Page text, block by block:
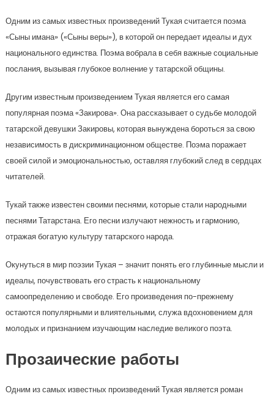
Одним из самых известных произведений Тукая считается поэма
«Сыны имана» («Сыны веры»), в которой он передает идеалы и дух
национального единства. Поэма вобрала в себя важные социальные
послания, вызывая глубокое волнение у татарской общины.
Другим известным произведением Тукая является его самая
популярная поэма «Закирова». Она рассказывает о судьбе молодой
татарской девушки Закировы, которая вынуждена бороться за свою
независимость в дискриминационном обществе. Поэма поражает
своей силой и эмоциональностью, оставляя глубокий след в сердцах
читателей.
Тукай также известен своими песнями, которые стали народными
песнями Татарстана. Его песни излучают нежность и гармонию,
отражая богатую культуру татарского народа.
Окунуться в мир поэзии Тукая – значит понять его глубинные мысли и
идеалы, почувствовать его страсть к национальному
самоопределению и свободе. Его произведения по-прежнему
остаются популярными и влиятельными, служа вдохновением для
молодых и признанием изучающим наследие великого поэта.
Прозаические работы
Одним из самых известных произведений Тукая является роман